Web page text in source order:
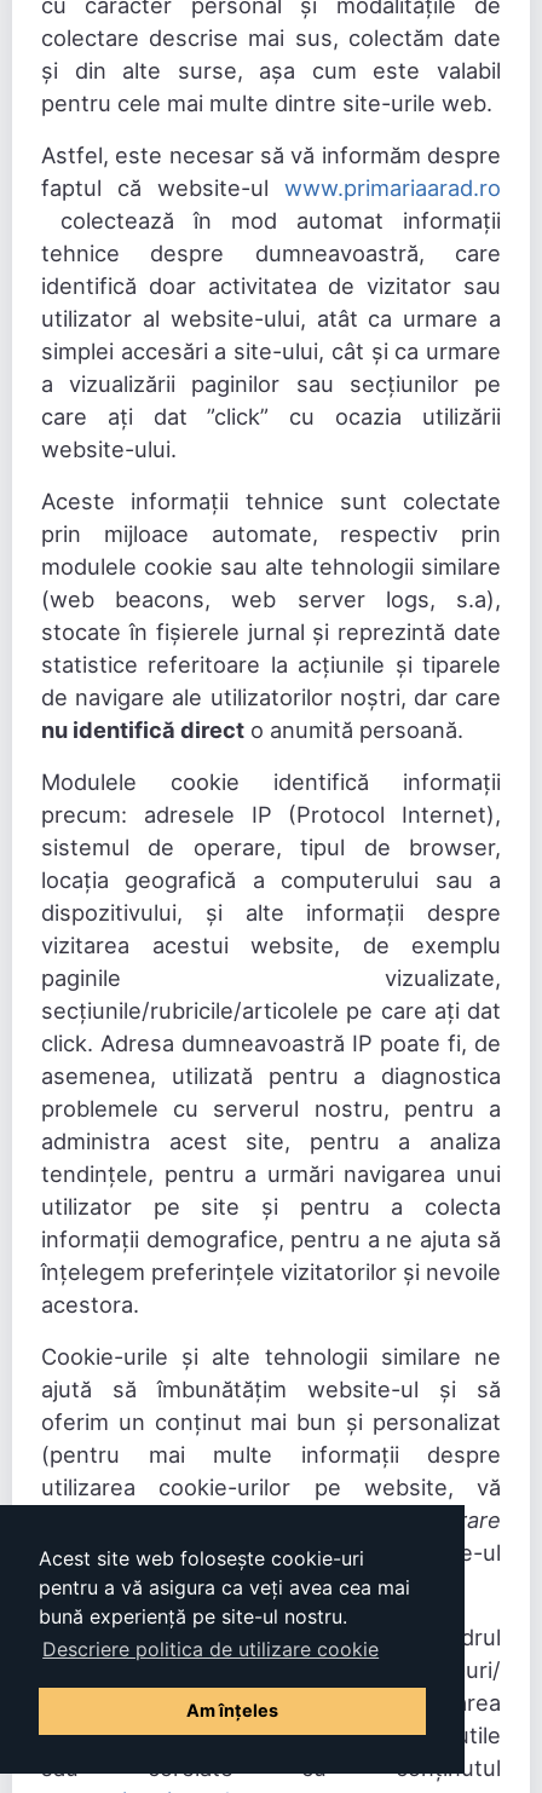
Acest site web folosește cookie-uri
pentru a vă asigura ca veți avea cea mai
bună experiență pe site-ul nostru.
Descriere politica de utilizare cookie
Am înțeles
colectare descrise mai sus, colectăm date
și din alte surse, așa cum este valabil
pentru cele mai multe dintre site-urile web.
Astfel, este necesar să vă informăm despre
faptul că website-ul www.primariaarad.ro
colectează în mod automat informații
tehnice despre dumneavoastră, care
identifică doar activitatea de vizitator sau
utilizator al website-ului, atât ca urmare a
simplei accesări a site-ului, cât și ca urmare
a vizualizării paginilor sau secțiunilor pe
care ați dat ”click” cu ocazia utilizării
website-ului.
Aceste informații tehnice sunt colectate
prin mijloace automate, respectiv prin
modulele cookie sau alte tehnologii similare
(web beacons, web server logs, s.a),
stocate în fișierele jurnal și reprezintă date
statistice referitoare la acțiunile și tiparele
de navigare ale utilizatorilor noștri, dar care
nu identifică direct o anumită persoană.
Modulele cookie identifică informații
precum: adresele IP (Protocol Internet),
sistemul de operare, tipul de browser,
locația geografică a computerului sau a
dispozitivului, și alte informații despre
vizitarea acestui website, de exemplu
paginile vizualizate,
secțiunile/rubricile/articolele pe care ați dat
click. Adresa dumneavoastră IP poate fi, de
asemenea, utilizată pentru a diagnostica
problemele cu serverul nostru, pentru a
administra acest site, pentru a analiza
tendințele, pentru a urmări navigarea unui
utilizator pe site și pentru a colecta
informații demografice, pentru a ne ajuta să
înțelegem preferințele vizitatorilor și nevoile
acestora.
Cookie-urile și alte tehnologii similare ne
ajută să îmbunătățim website-ul și să
oferim un conținut mai bun și personalizat
(pentru mai multe informații despre
utilizarea cookie-urilor pe website, vă
Politica de administrare
a fișierelor cookiedisponibilă pe website-ul
nostru aici.
Vă informăm că, navigând în cadrul
secțiunilor din website, veți găsi link-uri/
adrese de interes pentru informarea
dumneavoastră pe care le considerăm utile
sau corelate cu conținutul